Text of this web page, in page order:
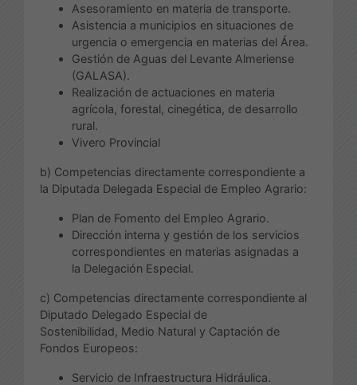
Asesoramiento en materia de transporte.
Asistencia a municipios en situaciones de
urgencia o emergencia en materias del Área.
Gestión de Aguas del Levante Almeriense
(GALASA).
Realización de actuaciones en materia
agrícola, forestal, cinegética, de desarrollo
rural.
Vivero Provincial
b) Competencias directamente correspondiente a
la Diputada Delegada Especial de Empleo Agrario:
Plan de Fomento del Empleo Agrario.
Dirección interna y gestión de los servicios
correspondientes en materias asignadas a
la Delegación Especial.
c) Competencias directamente correspondiente al
Diputado Delegado Especial de
Sostenibilidad, Medio Natural y Captación de
Fondos Europeos:
Servicio de Infraestructura Hidráulica.